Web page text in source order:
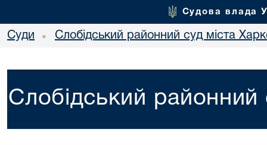
Судова влада
Суди • Слобідський районний суд міста
Слобідський районний